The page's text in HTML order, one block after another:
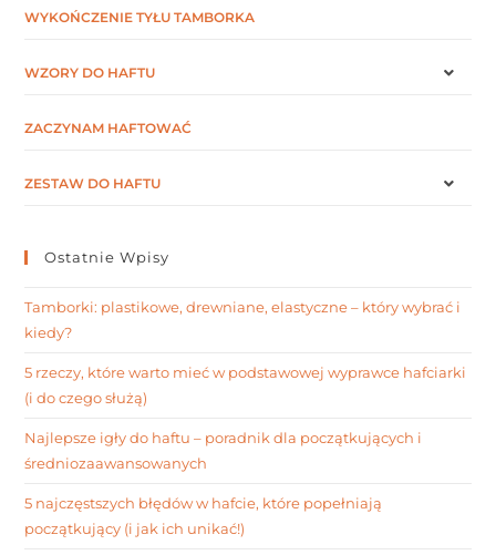
WYKOŃCZENIE TYŁU TAMBORKA
WZORY DO HAFTU
ZACZYNAM HAFTOWAĆ
ZESTAW DO HAFTU
Ostatnie Wpisy
Tamborki: plastikowe, drewniane, elastyczne – który wybrać i
kiedy?
5 rzeczy, które warto mieć w podstawowej wyprawce hafciarki
(i do czego służą)
Najlepsze igły do haftu – poradnik dla początkujących i
średniozaawansowanych
5 najczęstszych błędów w hafcie, które popełniają
początkujący (i jak ich unikać!)